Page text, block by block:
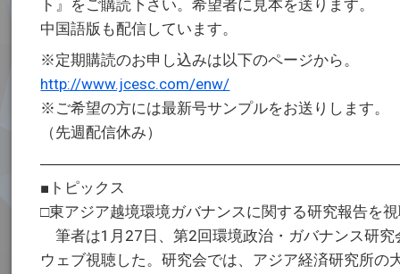
ト』をご購読下さい。希望者に見本を送ります。
中国語版も配信しています。
※定期購読のお申し込みは以下のページから。
http://www.jcesc.com/enw/
※ご希望の方には最新号サンプルをお送りします。
（先週配信休み）
■トピックス
□東アジア越境環境ガバナンスに関する研究報告を
筆者は1月27日、第2回環境政治・ガバナンス研究
ウェブ視聴した。研究会では、アジア経済研究所の